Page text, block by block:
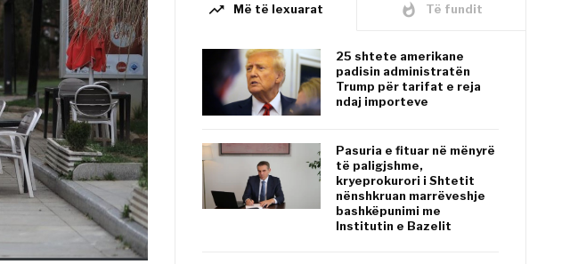
trending_up Më të lexuarat whatshot Të fundit
25 shtete amerikane
padisin administratën
Trump për tarifat e reja
ndaj importeve
Pasuria e fituar në mënyrë
të paligjshme,
kryeprokurori i Shtetit
nënshkruan marrëveshje
bashkëpunimi me
Institutin e Bazelit